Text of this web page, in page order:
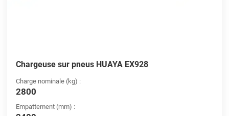
Chargeuse sur pneus HUAYA EX928
Charge nominale (kg) :
2800
Empattement (mm) :